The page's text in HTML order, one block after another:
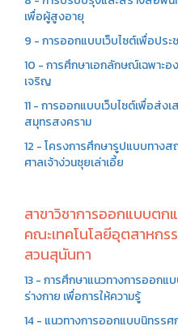
เพื่อผู้สูงอายุ
9 - การออกแบบเว็บไซต์เพื่อประ
10 - การศึกษาเอกลักษณ์เฉพาะ
เจริญ
11 - การออกแบบเว็บไซต์เพื่อส่ง
สมุทรสงคราม
12 - โครงการศึกษารูปแบบทาง
ศาลเจ้าง่วนซุยเล่าเอี้ย
สาขาวิชาการออกแบบตก
คณะเทคโนโลยีอุตสาหกร
สวนสุนันทา
13 - การศึกษาแนวทางการออก
ร่างกาย เพื่อการให้ความรู้
14 - แนวทางการออกแบบนิทรรศ